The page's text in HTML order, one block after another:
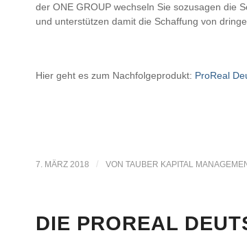
der ONE GROUP wechseln Sie sozusagen die
und unterstützen damit die Schaffung von
Hier geht es zum Nachfolgeprodukt: ProReal
7. MÄRZ 2018 / VON TAUBER KAPITAL
DIE PROREAL